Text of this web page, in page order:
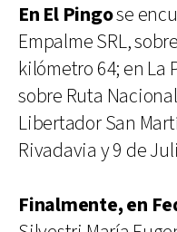
En El Pingose
Empalme SRL,
kilómetro 64; en La
sobre Ruta
Libertador San
Rivadavia y 9 de
Finalmente, en